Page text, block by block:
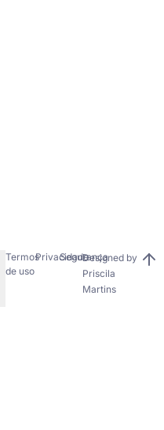
Termos
de uso
Privacidade
Segurança
Designed by
Priscila
Martins